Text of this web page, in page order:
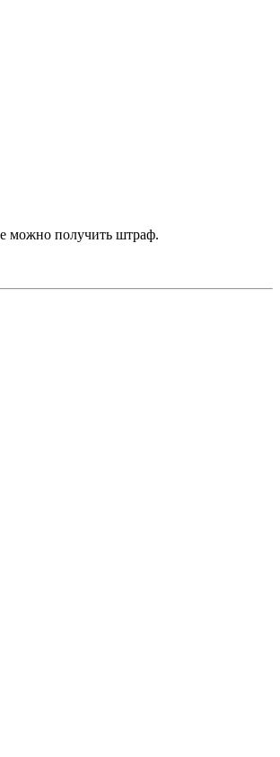
можно получить штраф.